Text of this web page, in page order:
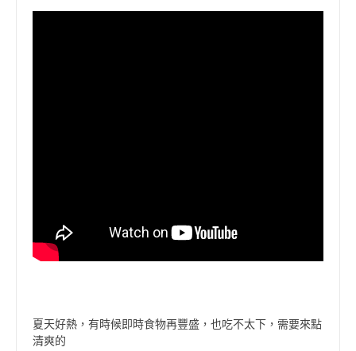
夏天好熱，有時候即時食物再豐盛，也吃不太下，需要來點
清爽的